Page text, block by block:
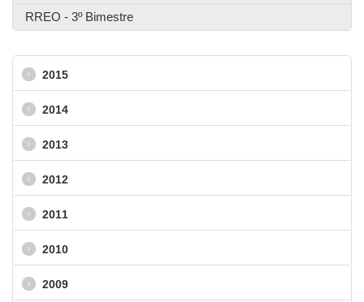
RREO - 3º Bimestre
2015
2014
2013
2012
2011
2010
2009